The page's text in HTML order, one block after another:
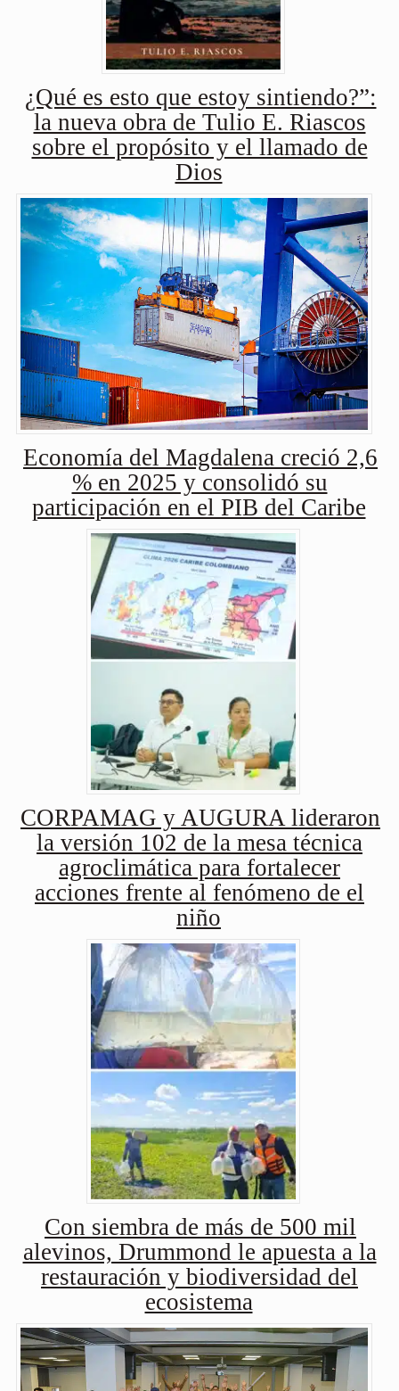
¿Qué es esto que estoy sintiendo?”:
la nueva obra de Tulio E. Riascos
sobre el propósito y el llamado de
Dios
Economía del Magdalena creció 2,6
% en 2025 y consolidó su
participación en el PIB del Caribe
CORPAMAG y AUGURA lideraron
la versión 102 de la mesa técnica
agroclimática para fortalecer
acciones frente al fenómeno de el
niño
Con siembra de más de 500 mil
alevinos, Drummond le apuesta a la
restauración y biodiversidad del
ecosistema